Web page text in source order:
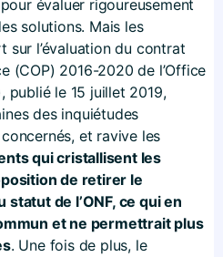
évaluer rigoureusement
solutions. Mais les
sur l’évaluation du contrat
(COP) 2016-2020 de l’Office
publié le 15 juillet 2019,
des inquiétudes
et ravive les
qui cristallisent les
de retirer le
de l’ONF, ce qui en
et ne permettrait plus
. Une fois de plus, le